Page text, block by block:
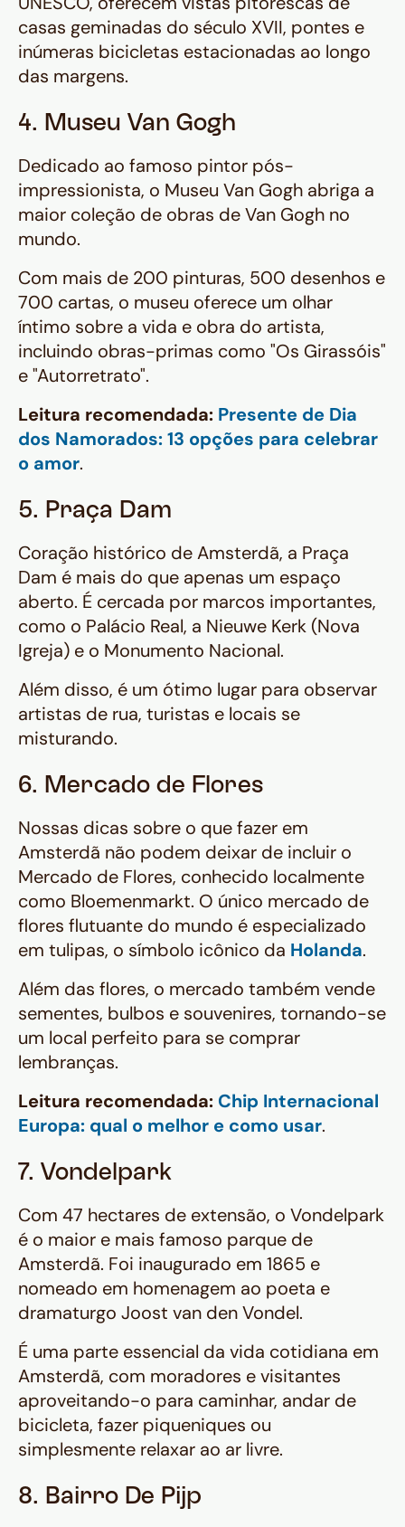
casas geminadas do século XVII, pontes e
inúmeras bicicletas estacionadas ao longo
das margens.
4. Museu Van Gogh
Dedicado ao famoso pintor pós-
impressionista, o Museu Van Gogh abriga a
maior coleção de obras de Van Gogh no
mundo.
Com mais de 200 pinturas, 500 desenhos e
700 cartas, o museu oferece um olhar
íntimo sobre a vida e obra do artista,
incluindo obras-primas como "Os Girassóis"
e "Autorretrato".
Leitura recomendada: Presente de Dia
dos Namorados: 13 opções para celebrar
o amor.
5. Praça Dam
Coração histórico de Amsterdã, a Praça
Dam é mais do que apenas um espaço
aberto. É cercada por marcos importantes,
como o Palácio Real, a Nieuwe Kerk (Nova
Igreja) e o Monumento Nacional.
Além disso, é um ótimo lugar para observar
artistas de rua, turistas e locais se
misturando.
6. Mercado de Flores
Nossas dicas sobre o que fazer em
Amsterdã não podem deixar de incluir o
Mercado de Flores, conhecido localmente
como Bloemenmarkt. O único mercado de
flores flutuante do mundo é especializado
em tulipas, o símbolo icônico da Holanda.
Além das flores, o mercado também vende
sementes, bulbos e souvenires, tornando-se
um local perfeito para se comprar
lembranças.
Leitura recomendada: Chip Internacional
Europa: qual o melhor e como usar.
7. Vondelpark
Com 47 hectares de extensão, o Vondelpark
é o maior e mais famoso parque de
Amsterdã. Foi inaugurado em 1865 e
nomeado em homenagem ao poeta e
dramaturgo Joost van den Vondel.
É uma parte essencial da vida cotidiana em
Amsterdã, com moradores e visitantes
aproveitando-o para caminhar, andar de
bicicleta, fazer piqueniques ou
simplesmente relaxar ao ar livre.
8. Bairro De Pijp